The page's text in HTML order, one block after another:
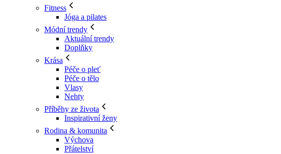
Fitness
Jóga a pilates
Módní trendy
Aktuální trendy
Doplňky
Krása
Péče o pleť
Péče o tělo
Vlasy
Nehty
Příběhy ze života
Inspirativní ženy
Rodina & komunita
Výchova
Přátelství